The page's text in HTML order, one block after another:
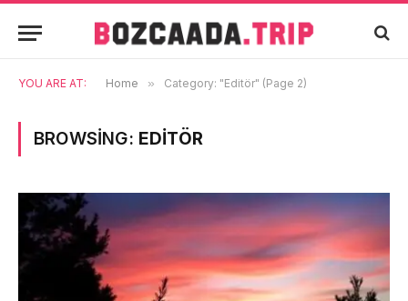
YOU ARE AT: Home » Category: "Editör" (Page 2)
BROWSING: EDITÖR